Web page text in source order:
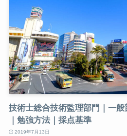
技術士総合技術監理部門｜一
｜勉強方法｜採点基準
2019年7月13日